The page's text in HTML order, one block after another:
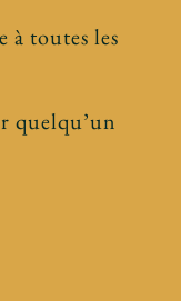
toutes les
quelqu’un